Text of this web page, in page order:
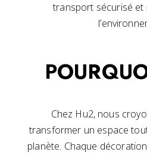
transport sécurisé et
Chez Hu2, nous
transformer un espace
planète. Chaque